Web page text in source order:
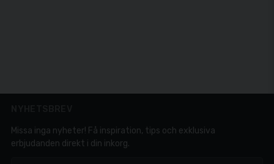
Missa inga nyheter! Få inspiration, tips och exklusiva
erbjudanden direkt i din inkorg.